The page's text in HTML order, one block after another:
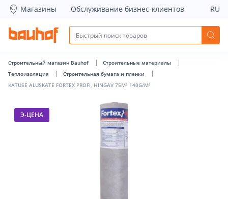
KATUSE ALUSKATE FORTEX PROFI, HINGAV 75M² 140G/M²
Магазины Обслуживание бизнес-клиентов RU
Строительный магазин Bauhof
Строительные материалы
Теплоизоляция
Строительная бумага и пленки
KATUSE ALUSKATE FORTEX PROFI, HINGAV 75M² 140G/M²
Э-ЦЕНА